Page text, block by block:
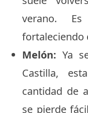
verano.
fortaleciendo
Melón: Ya
Castilla,
cantidad de
se pierde